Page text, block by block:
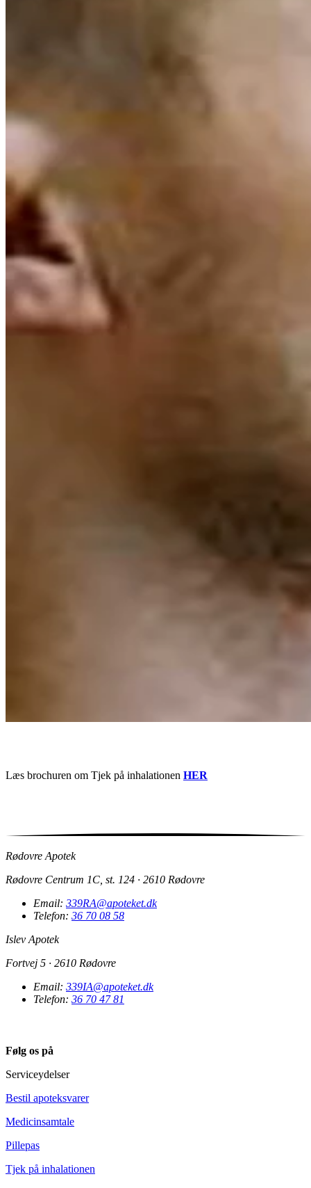
Læs brochuren om Tjek på inhalationen HER
Rødovre Apotek
Rødovre Centrum 1C, st. 124 · 2610 Rødovre
Email: 339RA@apoteket.dk
Telefon: 36 70 08 58
Islev Apotek
Fortvej 5 · 2610 Rødovre
Email: 339IA@apoteket.dk
Telefon: 36 70 47 81
Følg os på
Serviceydelser
Bestil apoteksvarer
Medicinsamtale
Pillepas
Tjek på inhalationen